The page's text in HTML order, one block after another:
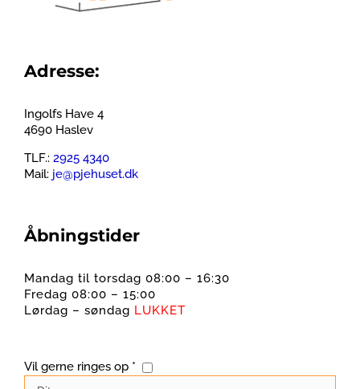
Adresse:
Ingolfs Have 4
4690 Haslev
TLF.: 2925 4340
Mail: je@pjehuset.dk
Åbningstider
Mandag til torsdag 08:00 – 16:30
Fredag 08:00 – 15:00
Lørdag – søndag LUKKET
Vil gerne ringes op *